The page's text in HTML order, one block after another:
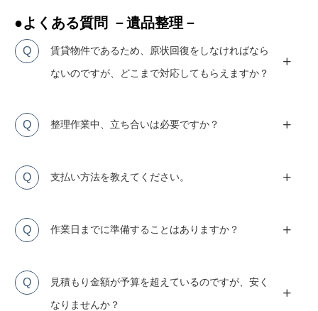
●よくある質問 －遺品整理－
Q
賃貸物件であるため、原状回復をしなければなら
ないのですが、どこまで対応してもらえますか？
Q 整理作業中、立ち合いは必要ですか？
Q 支払い方法を教えてください。
Q 作業日までに準備することはありますか？
Q
見積もり金額が予算を超えているのですが、安く
なりませんか？